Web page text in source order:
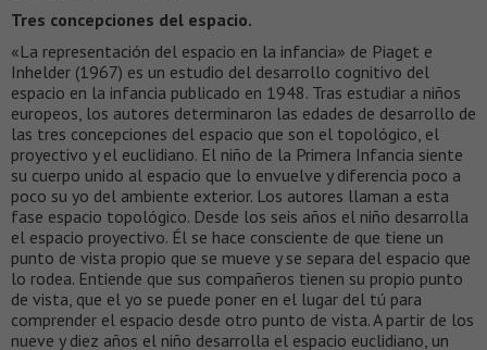
Tres concepciones del espacio.
«La representación del espacio en la infancia» de Piaget e
Inhelder (1967) es un estudio del desarrollo cognitivo del
espacio en la infancia publicado en 1948. Tras estudiar a niños
europeos, los autores determinaron las edades de desarrollo de
las tres concepciones del espacio que son el topológico, el
proyectivo y el euclidiano. El niño de la Primera Infancia siente
su cuerpo unido al espacio que lo envuelve y diferencia poco a
poco su yo del ambiente exterior. Los autores llaman a esta
fase espacio topológico. Desde los seis años el niño desarrolla
el espacio proyectivo. Él se hace consciente de que tiene un
punto de vista propio que se mueve y se separa del espacio que
lo rodea. Entiende que sus compañeros tienen su propio punto
de vista, que el yo se puede poner en el lugar del tú para
comprender el espacio desde otro punto de vista. A partir de los
nueve y diez años el niño desarrolla el espacio euclidiano, un